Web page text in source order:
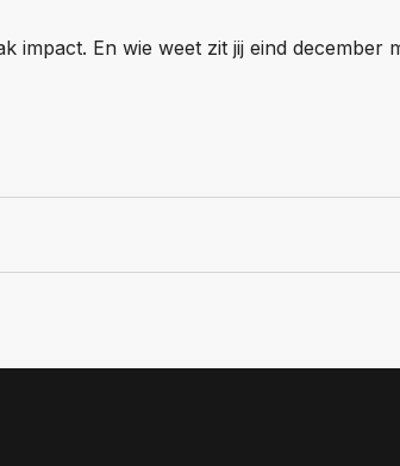
impact. En wie weet zit jij eind december